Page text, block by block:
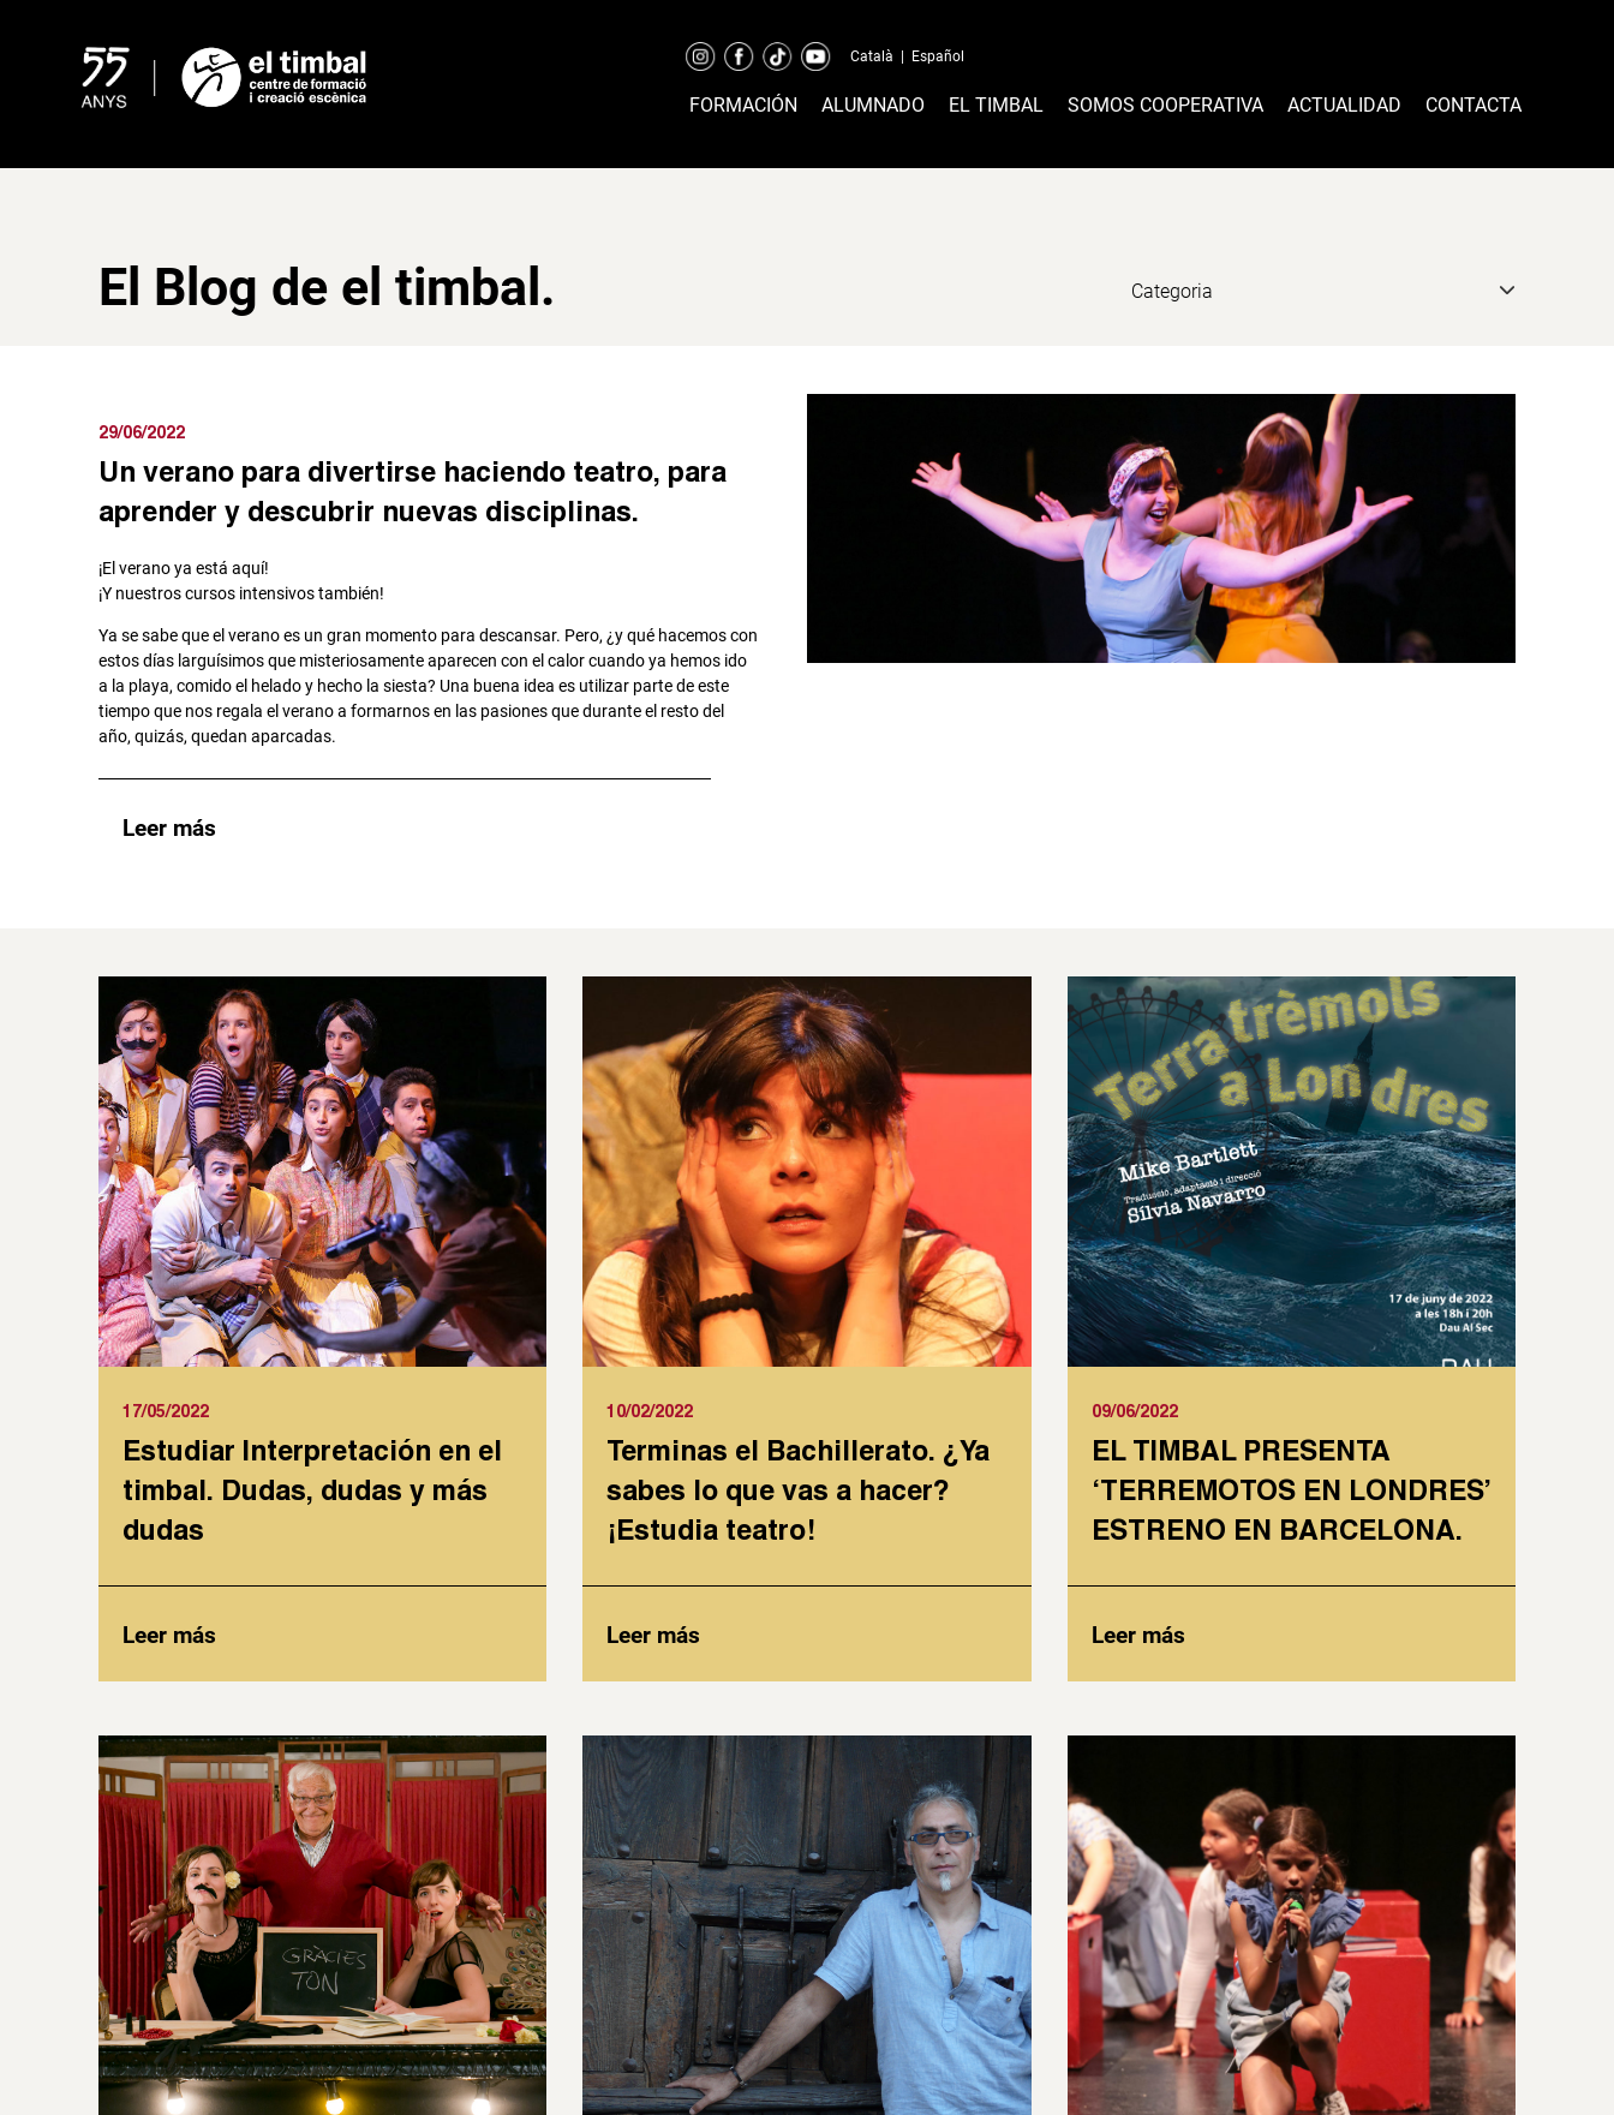
Català Español
FORMACIÓN ALUMNADO EL TIMBAL SOMOS COOPERATIVA ACTUALIDAD CONTACTA
El Blog de el timbal.
29/06/2022
Un verano para divertirse haciendo teatro, para
aprender y descubrir nuevas disciplinas.
¡El verano ya está aquí!
¡Y nuestros cursos intensivos también!
Ya se sabe que el verano es un gran momento para descansar. Pero, ¿y qué hacemos con
estos días larguísimos que misteriosamente aparecen con el calor cuando ya hemos ido
a la playa, comido el helado y hecho la siesta? Una buena idea es utilizar parte de este
tiempo que nos regala el verano a formarnos en las pasiones que durante el resto del
año, quizás, quedan aparcadas.
Leer más
17/05/2022
Estudiar Interpretación en el
timbal. Dudas, dudas y más
dudas
Leer más
10/02/2022
Terminas el Bachillerato. ¿Ya
sabes lo que vas a hacer?
¡Estudia teatro!
Leer más
09/06/2022
EL TIMBAL PRESENTA
‘TERREMOTOS EN LONDRES’
ESTRENO EN BARCELONA.
Leer más